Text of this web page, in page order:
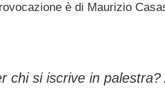
è di Maurizio
chi si iscrive in